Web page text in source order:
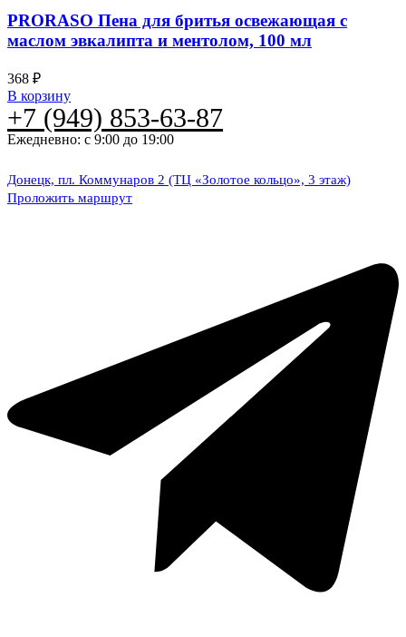
PRORASO Пена для бритья освежающая с
маслом эвкалипта и ментолом, 100 мл
368 ₽
В корзину
+7 (949) 853-63-87
Ежедневно: с 9:00 до 19:00
Донецк, пл. Коммунаров 2 (ТЦ «Золотое кольцо», 3 этаж)
Проложить маршрут